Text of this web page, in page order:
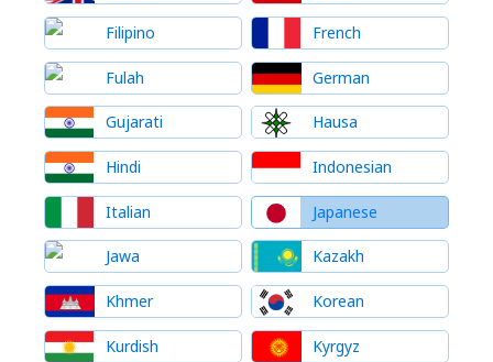
Filipino French
Fulah German
Gujarati Hausa
Hindi Indonesian
Italian Japanese
Jawa Kazakh
Khmer Korean
Kurdish Kyrgyz